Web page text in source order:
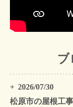
ブ
2026/07/30